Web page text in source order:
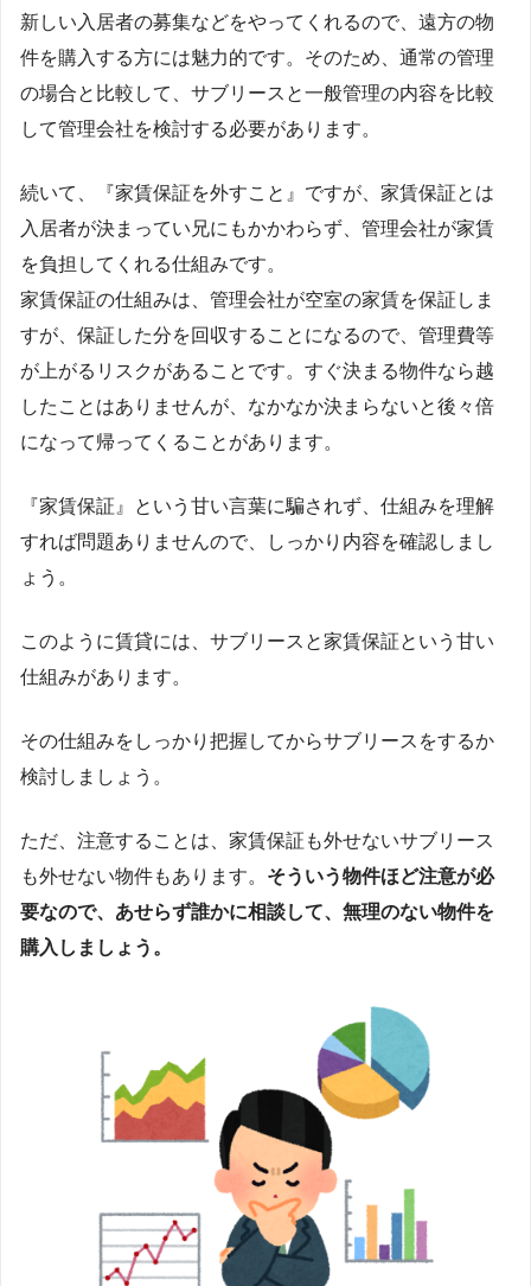
新しい入居者の募集などをやってくれるので、遠方の物
件を購入する方には魅力的です。そのため、通常の管理
の場合と比較して、サブリースと一般管理の内容を比較
して管理会社を検討する必要があります。
続いて、『家賃保証を外すこと』ですが、家賃保証とは
入居者が決まってい兄にもかかわらず、管理会社が家賃
を負担してくれる仕組みです。
家賃保証の仕組みは、管理会社が空室の家賃を保証しま
すが、保証した分を回収することになるので、管理費等
が上がるリスクがあることです。すぐ決まる物件なら越
したことはありませんが、なかなか決まらないと後々倍
になって帰ってくることがあります。
『家賃保証』という甘い言葉に騙されず、仕組みを理解
すれば問題ありませんので、しっかり内容を確認しまし
ょう。
このように賃貸には、サブリースと家賃保証という甘い
仕組みがあります。
その仕組みをしっかり把握してからサブリースをするか
検討しましょう。
ただ、注意することは、家賃保証も外せないサブリース
も外せない物件もあります。 そういう物件ほど注意が必
要なので、あせらず誰かに相談して、無理のない物件を
購入しましょう。